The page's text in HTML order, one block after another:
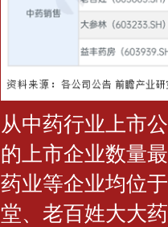
从中药行业上市
的上市企业数量
药业等企业均位
堂、老百姓大大